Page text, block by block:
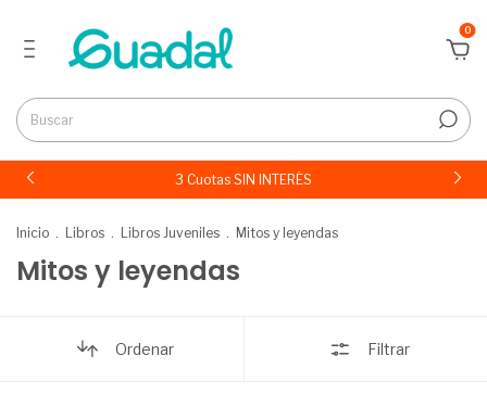
0
3 Cuotas SIN INTERÉS
Inicio . Libros . Libros Juveniles . Mitos y leyendas
Mitos y leyendas
Ordenar Filtrar